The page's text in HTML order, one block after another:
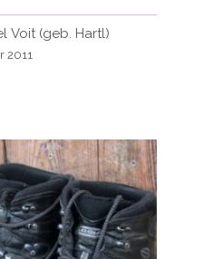
Voit (geb. Hartl)
2011